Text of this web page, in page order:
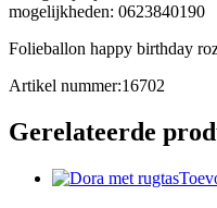
mogelijkheden: 0623840190
Folieballon happy birthday
Artikel nummer:16702
Gerelateerde